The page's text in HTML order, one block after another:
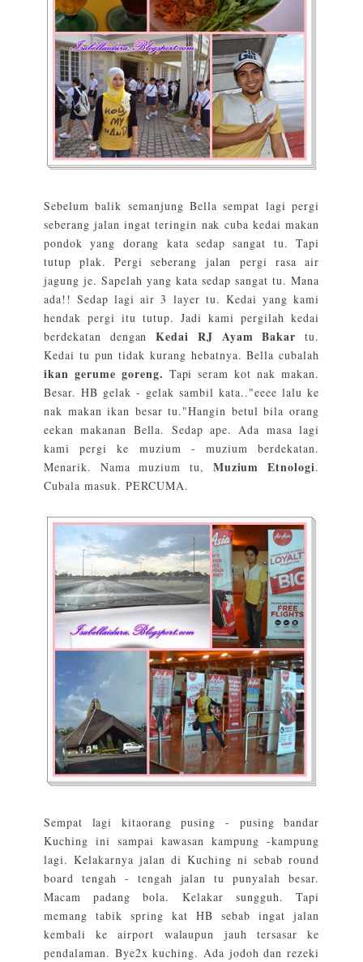
Sebelum balik semanjung Bella sempat lagi pergi
seberang jalan ingat teringin nak cuba kedai makan
pondok yang dorang kata sedap sangat tu. Tapi
tutup plak. Pergi seberang jalan pergi rasa air
jagung je. Sapelah yang kata sedap sangat tu. Mana
ada!! Sedap lagi air 3 layer tu. Kedai yang kami
hendak pergi itu tutup. Jadi kami pergilah kedai
berdekatan denganKedai RJ Ayam Bakar tu.
Kedai tu pun tidak kurang hebatnya. Bella cubalah
ikan gerume goreng. Tapi seram kot nak makan.
Besar. HB gelak - gelak sambil kata.."eeee lalu ke
nak makan ikan besar tu."Hangin betul bila orang
eekan makanan Bella. Sedap ape. Ada masa lagi
kami pergi ke muzium - muzium berdekatan.
Menarik. Nama muzium tu, Muzium Etnologi.
Cubala masuk. PERCUMA.
Sempat lagi kitaorang pusing - pusing bandar
Kuching ini sampai kawasan kampung -kampung
lagi. Kelakarnya jalan di Kuching ni sebab round
board tengah - tengah jalan tu punyalah besar.
Macam padang bola. Kelakar sungguh. Tapi
memang tabik spring kat HB sebab ingat jalan
kembali ke airport walaupun jauh tersasar ke
pendalaman. Bye2x kuching. Ada jodoh dan rezeki